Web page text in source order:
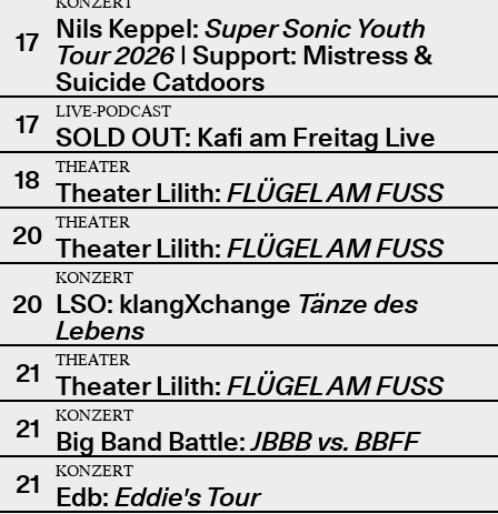
17 Nils Keppel: Super Sonic Youth
Tour 2026| Support: Mistress &
Suicide Catdoors
17
LIVE-PODCAST
SOLD OUT: Kafi am Freitag Live
18
THEATER
Theater Lilith: FLÜGEL AM FUSS
20
THEATER
Theater Lilith: FLÜGEL AM FUSS
20
KONZERT
LSO: klangXchange Tänze des
Lebens
21
THEATER
Theater Lilith: FLÜGEL AM FUSS
21
KONZERT
Big Band Battle:JBBB vs. BBFF
21
KONZERT
Edb: Eddie's Tour